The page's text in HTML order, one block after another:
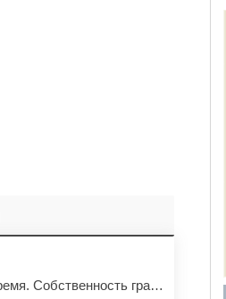
Куплю квартиру в Берлине в ближайшее время. Собственность граждан РФ приветствуется с дискаунтом.